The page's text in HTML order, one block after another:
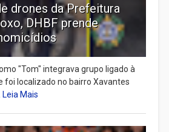
drones da Prefeitura
DHBF prende
"Tom" integrava grupo ligado à
foi localizado no bairro Xavantes
Leia Mais